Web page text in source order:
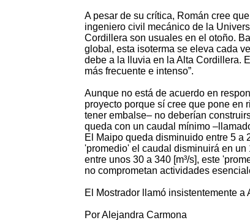
A pesar de su crítica, Román cree
ingeniero civil mecánico de la
Cordillera son usuales en el otoño.
global, esta isoterma se eleva cada
debe a la lluvia en la Alta Cordillera.
más frecuente e intenso”.
Aunque no está de acuerdo en
proyecto porque sí cree que pone en
tener embalse– no deberían
queda con un caudal mínimo
El Maipo queda disminuido entre 5 a
'promedio' el caudal disminuirá en
entre unos 30 a 340 [m³/s], este
no comprometan actividades
El Mostrador llamó insistentemente
Por Alejandra Carmona